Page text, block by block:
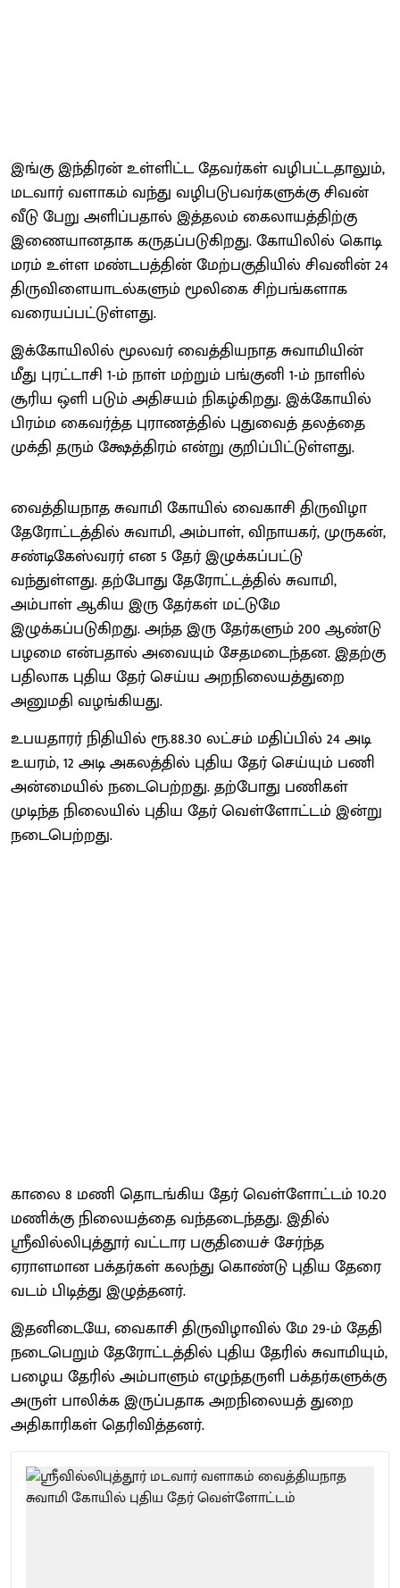
இங்கு இந்திரன் உள்ளிட்ட தேவர்கள் வழிபட்டதாலும்,
மடவார் வளாகம் வந்து வழிபடுபவர்களுக்கு சிவன்
வீடு பேறு அளிப்பதால் இத்தலம் கைலாயத்திற்கு
இணையானதாக கருதப்படுகிறது. கோயிலில் கொடி
மரம் உள்ள மண்டபத்தின் மேற்பகுதியில் சிவனின் 24
திருவிளையாடல்களும் மூலிகை சிற்பங்களாக
வரையப்பட்டுள்ளது.
இக்கோயிலில் மூலவர் வைத்தியநாத சுவாமியின்
மீது புரட்டாசி 1-ம் நாள் மற்றும் பங்குனி 1-ம் நாளில்
சூரிய ஒளி படும் அதிசயம் நிகழ்கிறது. இக்கோயில்
பிரம்ம கைவர்த்த புராணத்தில் புதுவைத் தலத்தை
முக்தி தரும் க்ஷேத்திரம் என்று குறிப்பிட்டுள்ளது.
வைத்தியநாத சுவாமி கோயில் வைகாசி திருவிழா
தேரோட்டத்தில் சுவாமி, அம்பாள், விநாயகர், முருகன்,
சண்டிகேஸ்வரர் என 5 தேர் இழுக்கப்பட்டு
வந்துள்ளது. தற்போது தேரோட்டத்தில் சுவாமி,
அம்பாள் ஆகிய இரு தேர்கள் மட்டுமே
இழுக்கப்படுகிறது. அந்த இரு தேர்களும் 200 ஆண்டு
பழமை என்பதால் அவையும் சேதமடைந்தன. இதற்கு
பதிலாக புதிய தேர் செய்ய அறநிலையத்துறை
அனுமதி வழங்கியது.
உபயதாரர் நிதியில் ரூ.88.30 லட்சம் மதிப்பில் 24 அடி
உயரம், 12 அடி அகலத்தில் புதிய தேர் செய்யும் பணி
அன்மையில் நடைபெற்றது. தற்போது பணிகள்
முடிந்த நிலையில் புதிய தேர் வெள்ளோட்டம் இன்று
நடைபெற்றது.
காலை 8 மணி தொடங்கிய தேர் வெள்ளோட்டம் 10.20
மணிக்கு நிலையத்தை வந்தடைந்தது. இதில்
ஸ்ரீவில்லிபுத்தூர் வட்டார பகுதியைச் சேர்ந்த
ஏராளமான பக்தர்கள் கலந்து கொண்டு புதிய தேரை
வடம் பிடித்து இழுத்தனர்.
இதனிடையே, வைகாசி திருவிழாவில் மே 29-ம் தேதி
நடைபெறும் தேரோட்டத்தில் புதிய தேரில் சுவாமியும்,
பழைய தேரில் அம்பாளும் எழுந்தருளி பக்தர்களுக்கு
அருள் பாலிக்க இருப்பதாக அறநிலையத் துறை
அதிகாரிகள் தெரிவித்தனர்.